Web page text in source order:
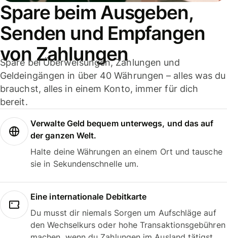
Spare beim Ausgeben,
Senden und Empfangen
von Zahlungen
Spare bei Überweisungen, Zahlungen und
Geldeingängen in über 40 Währungen – alles was du
brauchst, alles in einem Konto, immer für dich
bereit.
Verwalte Geld bequem unterwegs, und das auf
der ganzen Welt.
Halte deine Währungen an einem Ort und tausche
sie in Sekundenschnelle um.
Eine internationale Debitkarte
Du musst dir niemals Sorgen um Aufschläge auf
den Wechselkurs oder hohe Transaktionsgebühren